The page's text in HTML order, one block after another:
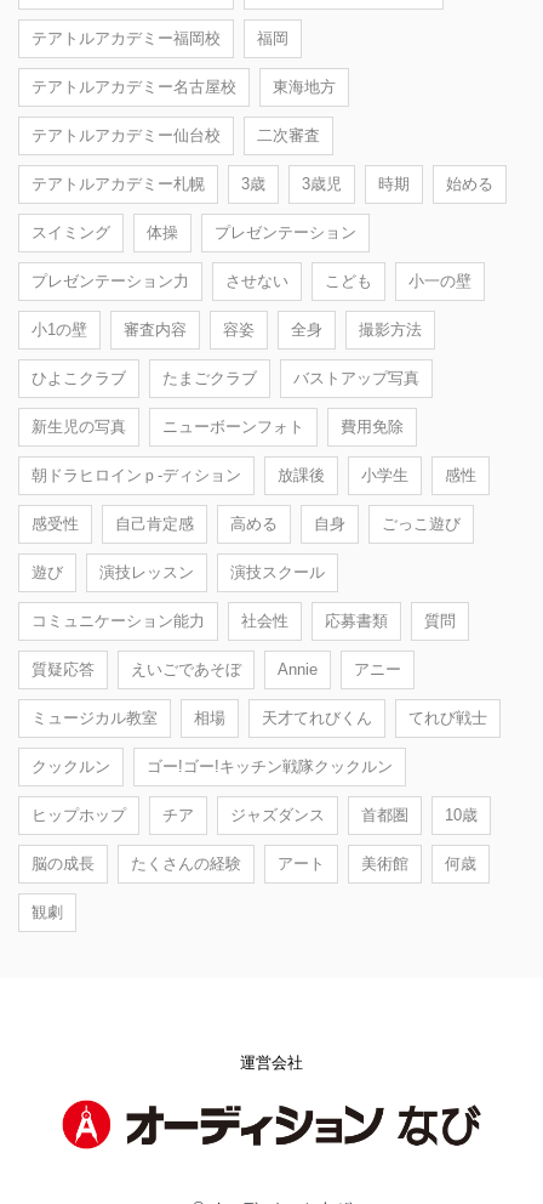
テアトルアカデミー福岡校 福岡
テアトルアカデミー名古屋校 東海地方
テアトルアカデミー仙台校 二次審査
テアトルアカデミー札幌 3歳 3歳児 時期 始める
スイミング 体操 プレゼンテーション
プレゼンテーション力 させない こども 小一の壁
小1の壁 審査内容 容姿 全身 撮影方法
ひよこクラブ たまごクラブ バストアップ写真
新生児の写真 ニューボーンフォト 費用免除
朝ドラヒロインｐ-ディション 放課後 小学生 感性
感受性 自己肯定感 高める 自身 ごっこ遊び
遊び 演技レッスン 演技スクール
コミュニケーション能力 社会性 応募書類 質問
質疑応答 えいごであそぼ Annie アニー
ミュージカル教室 相場 天才てれびくん てれび戦士
クックルン ゴー!ゴー!キッチン戦隊クックルン
ヒップホップ チア ジャズダンス 首都圏 10歳
脳の成長 たくさんの経験 アート 美術館 何歳
観劇
運営会社